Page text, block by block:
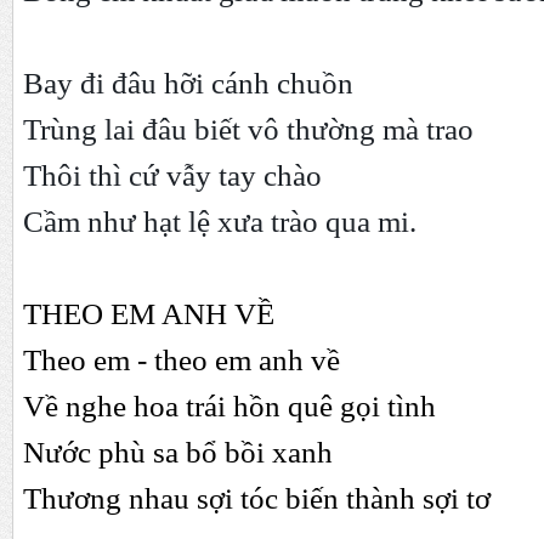
Bay đi đâu hỡi cánh chuồn
Trùng lai đâu biết vô thường mà trao
Thôi thì cứ vẫy tay chào
Cầm như hạt lệ xưa trào qua mi.
THEO EM ANH VỀ
Theo em - theo em anh về
Về nghe hoa trái hồn quê gọi tình
Nước phù sa bổ bồi xanh
Thương nhau sợi tóc biến thành sợi tơ